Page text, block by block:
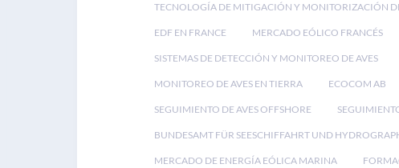
TECNOLOGÍA DE MITIGACIÓN Y MONITORIZACIÓN
EDF EN FRANCE MERCADO EÓLICO FRANCÉS
SISTEMAS DE DETECCIÓN Y MONITOREO DE AVES
MONITOREO DE AVES EN TIERRA ECOCOM AB
SEGUIMIENTO DE AVES OFFSHORE
BUNDESAMT FÜR SEESCHIFFAHRT UND
MERCADO DE ENERGÍA EÓLICA MARINA